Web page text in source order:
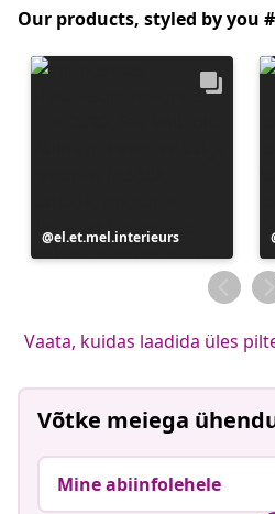
Our products, styled by you
Postitus
avaldatud
el.et.mel.interieurs
Vaata, kuidas laadida üles
Võtke meiega
Mine abiinfolehele